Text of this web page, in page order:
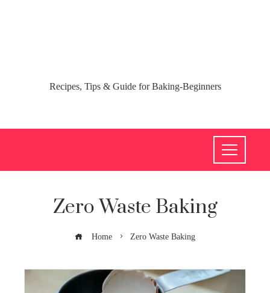
Recipes, Tips & Guide for Baking-Beginners
Zero Waste Baking
Home Zero Waste Baking